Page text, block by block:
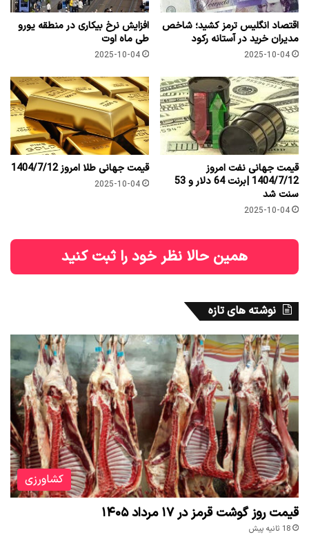
اقتصاد انگلیس ترمز کشید؛ شاخص
مدیران خرید در آستانه رکود
2025-10-04
افزایش نرخ بیکاری در منطقه یورو
طی ماه اوت
2025-10-04
قیمت جهانی نفت امروز
1404/7/12 |برنت 64 دلار و 53
سنت شد
2025-10-04
قیمت جهانی طلا امروز 1404/7/12
2025-10-04
همین حالا نظر خود را ثبت کنید
نوشته های تازه
کشاورزی
قیمت روز گوشت قرمز در ۱۷ مرداد ۱۴۰۵
18 ثانیه پیش